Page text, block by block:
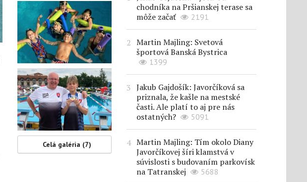
Celá galéria (7)
chodníka na Pršianskej terase sa
môže začať
2191
Martin Majling: Svetová
športová Banská Bystrica
1399
Jakub Gajdošík: Javorčíková sa
priznala, že kašle na mestské
časti. Ale platí to aj pre nás
ostatných?
5091
Martin Majling: Tím okolo Diany
Javorčíkovej šíri klamstvá v
súvislosti s budovaním parkovísk
na Tatranskej
5688